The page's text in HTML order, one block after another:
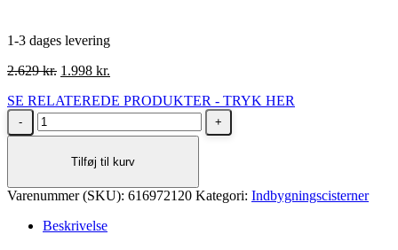
1-3 dages levering
2.629kr. Den
pris
var:
2.629 kr..
1.998 kr.
pris
er:
1.998 kr..
SE RELATEREDE PRODUKTER - TRYK HER
Grohe
Rapid
indbygningscisterne
Tilføj til kurv
Varenummer (SKU): 616972120 Kategori: Indbygningscisterner
Beskrivelse